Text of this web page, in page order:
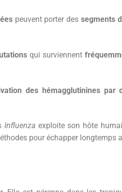
peuvent porter dessegments
qui surviennent
des hémagglutinines par
Influenzaexploite son hôte
pour échapper longtemps